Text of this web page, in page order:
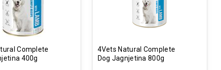
Complete
400g
4Vets Natural Complete
Dog Jagnjetina 800g